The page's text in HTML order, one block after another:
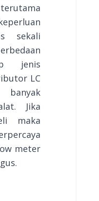
sekali
jenis
LC
banyak
Jika
maka
meter